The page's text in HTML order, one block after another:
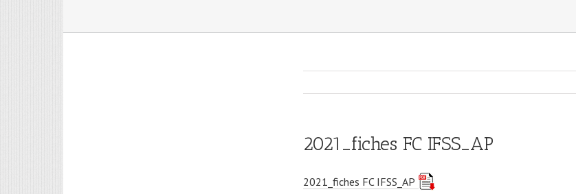
2021_fiches FC IFSS_AP
2021_fiches FC IFSS_AP